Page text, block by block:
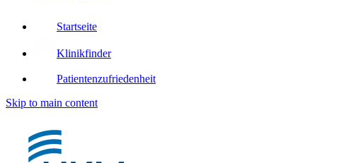
Startseite
Klinikfinder
Patientenzufriedenheit
Skip to main content